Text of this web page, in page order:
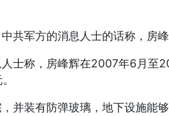
军方的消息人士的话称，房峰
称，房峰辉在2007年6月至
装有防弹玻璃，地下设施能够